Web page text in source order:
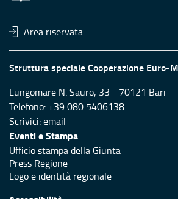
Area riservata
Struttura speciale Cooperazione Euro-
Lungomare N. Sauro, 33 - 70121 Bari
Telefono: +39 080 5406138
Scrivici:email
Eventi e Stampa
Ufficio stampa della Giunta
Press Regione
Logo e identità regionale